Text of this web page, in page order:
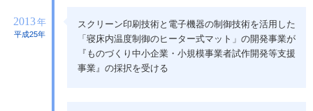
2013年
平成25年
スクリーン印刷技術と電子機器の制御技術を活用した
「寝床内温度制御のヒーター式マット」の開発事業が
『ものづくり中小企業・小規模事業者試作開発等支援
事業』の採択を受ける